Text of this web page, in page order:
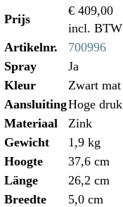
Prijs
€ 409,00
incl. BTW
Artikelnr.
700996
Spray
Ja
Kleur
Zwart mat
AansluitingHoge druk
Materiaal
Zink
Gewicht
1,9 kg
Hoogte
37,6 cm
Länge
26,2 cm
Breedte
5,0 cm